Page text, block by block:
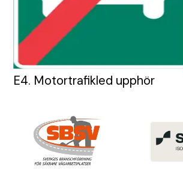
E4. Motortrafikled upphör